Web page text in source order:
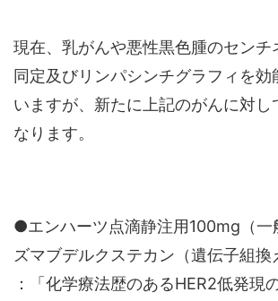
現在、乳がんや悪性黒色腫のセンチ
同定及びリンパシンチグラフィを効
いますが、新たに上記のがんに対し
なります。
●エンハーツ点滴静注用100mg（一
ズマブデルクステカン（遺伝子組換
：「化学療法歴のあるHER2低発現